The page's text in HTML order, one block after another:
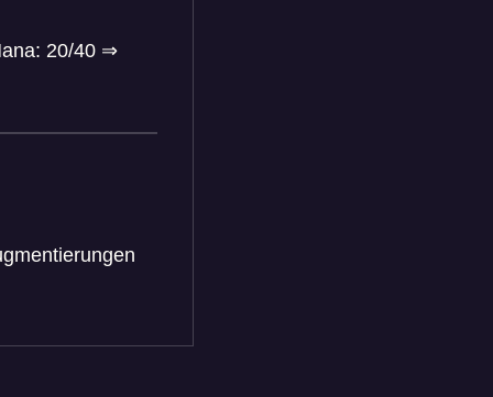
20/40 ⇒